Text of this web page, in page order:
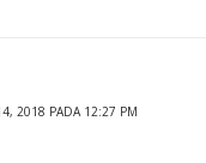
2018 PADA 12:27 PM